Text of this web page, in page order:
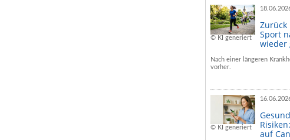
© KI generiert
Zurück
Sport
wieder
Nach einer längeren
vorher.
© KI generiert
auf